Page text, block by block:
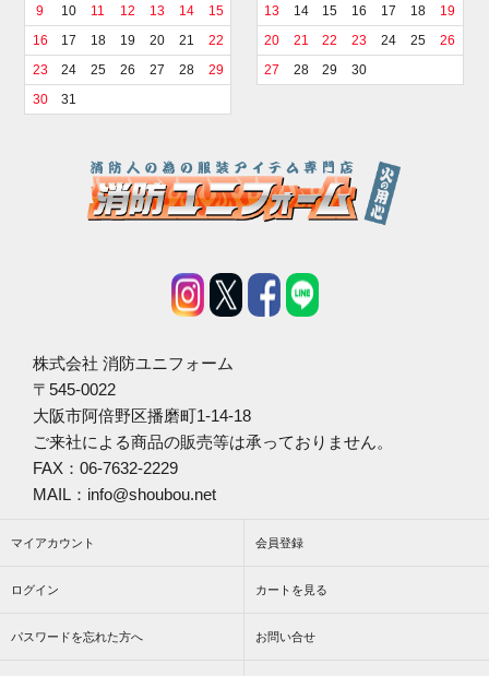
9
10 11 12 13 14
15
16
17 18 19 20 21
22
23
24 25 26 27 28
29
30
31
13
14 15 16 17 18
19
20
21 22 23 24 25
26
27
28 29 30
株式会社 消防ユニフォーム
〒545-0022
大阪市阿倍野区播磨町1-14-18
ご来社による商品の販売等は承っておりません。
FAX：06-7632-2229
MAIL：info@shoubou.net
マイアカウント 会員登録
ログイン カートを見る
パスワードを忘れた方へ お問い合せ